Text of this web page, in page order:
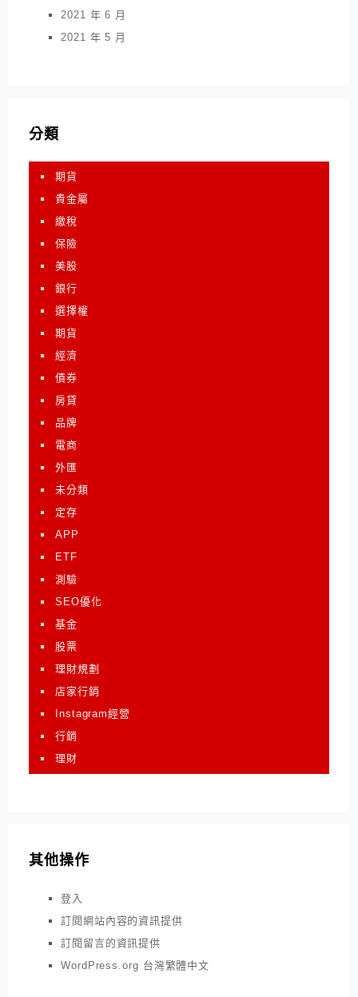
2021 年 6 月
2021 年 5 月
分類
期貨
貴金屬
繳稅
保險
美股
銀行
選擇權
期貨
經濟
債券
房貸
品牌
電商
外匯
未分類
定存
APP
ETF
測驗
SEO優化
基金
股票
理財規劃
店家行銷
Instagram經營
行銷
理財
其他操作
登入
訂閱網站內容的資訊提供
訂閱留言的資訊提供
WordPress.org 台灣繁體中文